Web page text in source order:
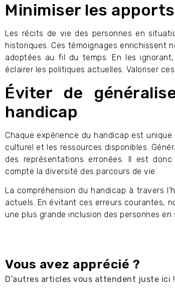
Minimiser les
Les récits de vie des personnes en
historiques. Ces témoignages enrichissent
adoptées au fil du temps. En les
éclairer les politiques actuelles. Valoriser
Éviter de
handicap
Chaque expérience du handicap est
culturel et les ressources disponibles.
des représentations erronées. Il est
compte la diversité des parcours de vie.
La compréhension du handicap à travers
actuels. En évitant ces erreurs courantes,
une plus grande inclusion des personnes
Vous avez apprécié ?
D’autres articles vous attendent juste ici !